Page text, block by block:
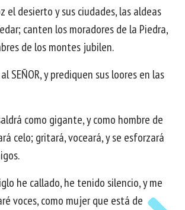
el desierto y sus ciudades, las aldeas
canten los moradores de la Piedra,
de los montes jubilen.
SEÑOR, y prediquen sus loores en las
como gigante, y como hombre de
celo; gritará, voceará, y se esforzará
he callado, he tenido silencio, y me
voces, como mujer que está de